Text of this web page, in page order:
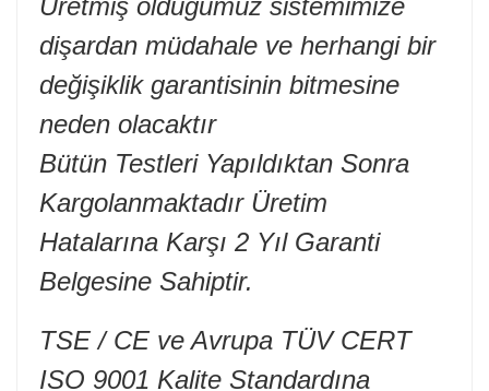
Üretmiş oldugumuz sistemimize
dişardan müdahale ve herhangi bir
değişiklik garantisinin bitmesine
neden olacaktır
Bütün Testleri Yapıldıktan Sonra
Kargolanmaktadır Üretim
Hatalarına Karşı 2 Yıl Garanti
Belgesine Sahiptir.
TSE / CE ve Avrupa TÜV CERT
ISO 9001 Kalite Standardına